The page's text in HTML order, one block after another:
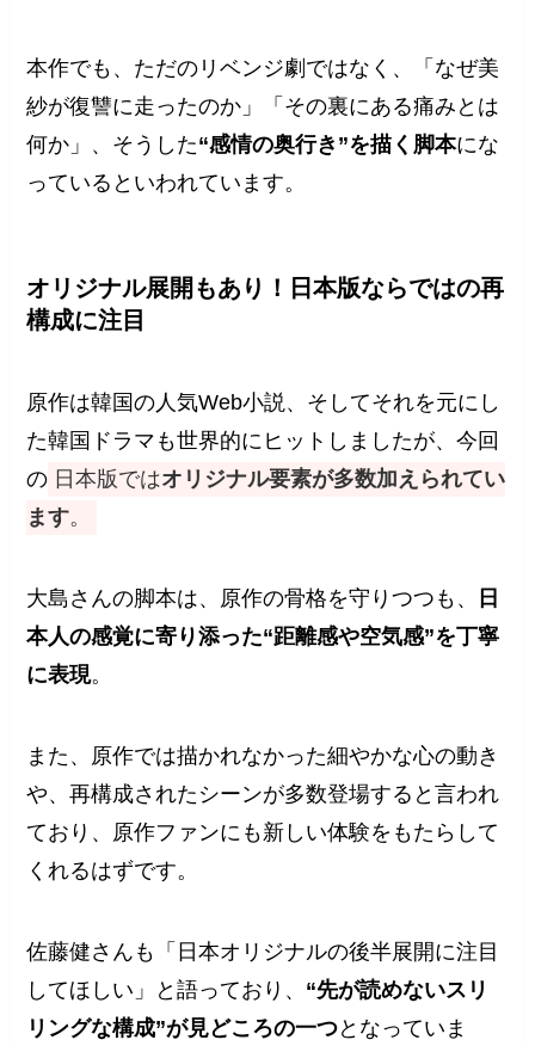
本作でも、ただのリベンジ劇ではなく、「なぜ美
紗が復讐に走ったのか」「その裏にある痛みとは
何か」、そうした“感情の奥行き”を描く脚本にな
っているといわれています。
オリジナル展開もあり！日本版ならではの再
構成に注目
原作は韓国の人気Web小説、そしてそれを元にし
た韓国ドラマも世界的にヒットしましたが、今回
の 日本版ではオリジナル要素が多数加えられてい
ます。
大島さんの脚本は、原作の骨格を守りつつも、
日
本人の感覚に寄り添った“距離感や空気感”を丁寧
に表現。
また、原作では描かれなかった細やかな心の動き
や、再構成されたシーンが多数登場すると言われ
ており、原作ファンにも新しい体験をもたらして
くれるはずです。
佐藤健さんも「日本オリジナルの後半展開に注目
してほしい」と語っており、 “先が読めないスリ
リングな構成”が見どころの一つとなっていま